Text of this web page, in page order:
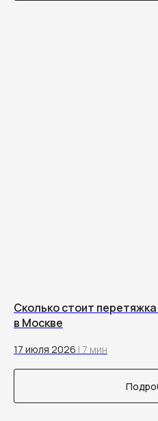
Сколько стоит
в Москве
17 июля 2026 | 7 мин